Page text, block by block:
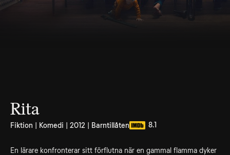
Rita
Fiktion | Komedi | 2012 | Barntillåten 8.1
En lärare konfronterar sitt förflutna när en gammal flamma dyker